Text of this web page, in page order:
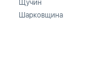
Щучин
Шарковщина